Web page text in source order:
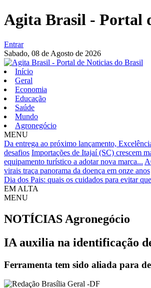
Agita Brasil - Portal
Entrar
Sabado, 08 de Agosto de 2026
Início
Geral
Economia
Educação
Saúde
Mundo
Agronegócio
MENU
Da entrega ao próximo lançamento,
desafios Importações de Itajaí (SC) crescem
equipamento turístico a adotar nova marca...
virais traça panorama da doença em onze anos
Dia dos Pais: quais os cuidados para evitar
EM ALTA
MENU
NOTÍCIAS Agronegócio
IA auxilia na identificação
Ferramenta tem sido aliada para